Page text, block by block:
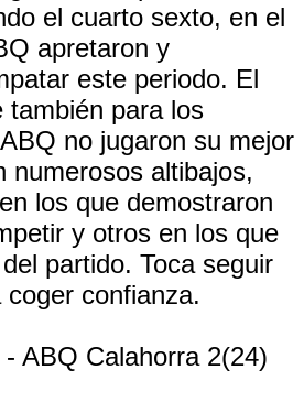
el cuarto sexto, en el
apretaron y
este periodo. El
también para los
no jugaron su mejor
numerosos altibajos,
los que demostraron
y otros en los que
partido. Toca seguir
confianza.
ABQ Calahorra 2(24)